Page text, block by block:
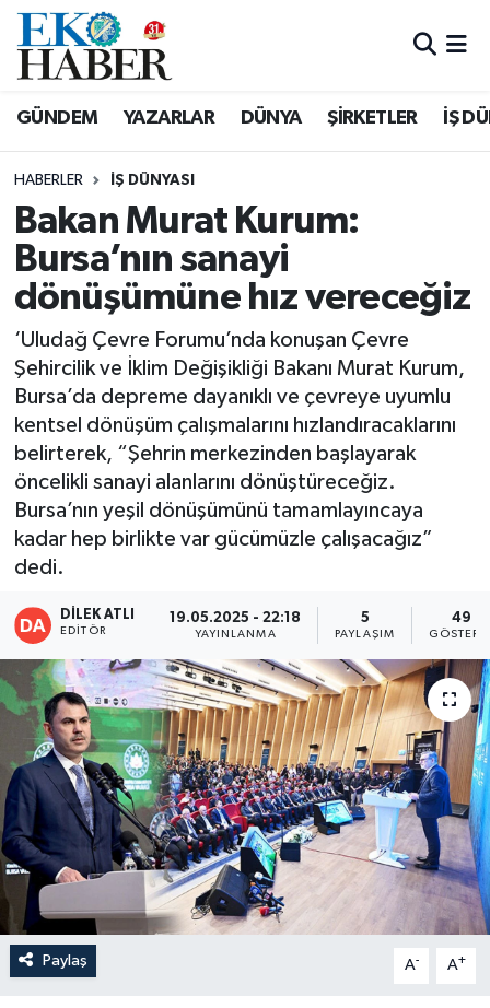
GÜNDEM YAZARLAR DÜNYA ŞİRKETLER İŞ
HABERLER İŞ DÜNYASI
Bakan Murat Kurum:
Bursa’nın sanayi
dönüşümüne hız vereceğiz
‘Uludağ Çevre Forumu’nda konuşan Çevre
Şehircilik ve İklim Değişikliği Bakanı Murat Kurum,
Bursa’da depreme dayanıklı ve çevreye uyumlu
kentsel dönüşüm çalışmalarını hızlandıracaklarını
belirterek, “Şehrin merkezinden başlayarak
öncelikli sanayi alanlarını dönüştüreceğiz.
Bursa’nın yeşil dönüşümünü tamamlayıncaya
kadar hep birlikte var gücümüzle çalışacağız”
dedi.
DİLEK ATLI
EDITÖR
19.05.2025 - 22:18
YAYINLANMA
5
PAYLAŞIM
49
Paylaş A- A+
Hava Durumu
Tüm Manşetler
Son Dakika Haberleri
Haber Arşivi